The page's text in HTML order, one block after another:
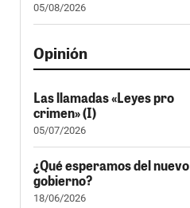
05/08/2026
Opinión
Las llamadas «Leyes pro
crimen» (I)
05/07/2026
¿Qué esperamos del nuevo
gobierno?
18/06/2026